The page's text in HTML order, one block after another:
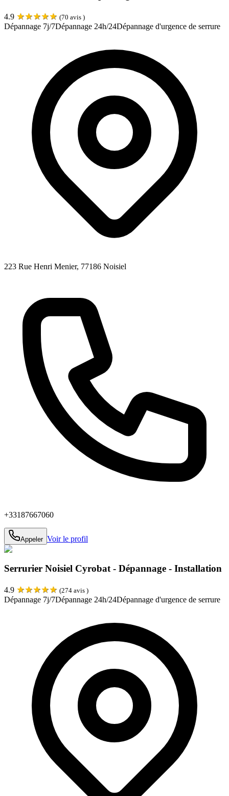
4.9 ★★★★★ (70 avis )
Dépannage 7j/7Dépannage 24h/24Dépannage d'urgence de serrure
223 Rue Henri Menier, 77186 Noisiel
+33187667060
Appeler Voir le profil
Serrurier Noisiel Cyrobat - Dépannage - Installation
4.9 ★★★★★ (274 avis )
Dépannage 7j/7Dépannage 24h/24Dépannage d'urgence de serrure